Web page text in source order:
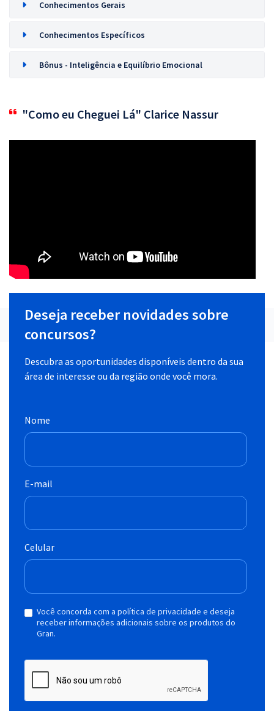
Conhecimentos Gerais
Conhecimentos Específicos
Bônus - Inteligência e Equilíbrio Emocional
"Como eu Cheguei Lá" Clarice Nassur
Deseja receber novidades sobre
concursos?
Descubra as oportunidades disponíveis dentro da sua
área de interesse ou da região onde você mora.
Nome
E-mail
Celular
Você concorda com a política de privacidade e deseja
receber informações adicionais sobre os produtos do
Gran.